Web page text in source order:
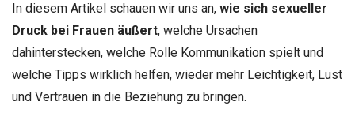
In diesem Artikel schauen wir uns an, wie sich sexueller
Druck bei Frauen äußert, welche Ursachen
dahinterstecken, welche Rolle Kommunikation spielt und
welche Tipps wirklich helfen, wieder mehr Leichtigkeit, Lust
und Vertrauen in die Beziehung zu bringen.